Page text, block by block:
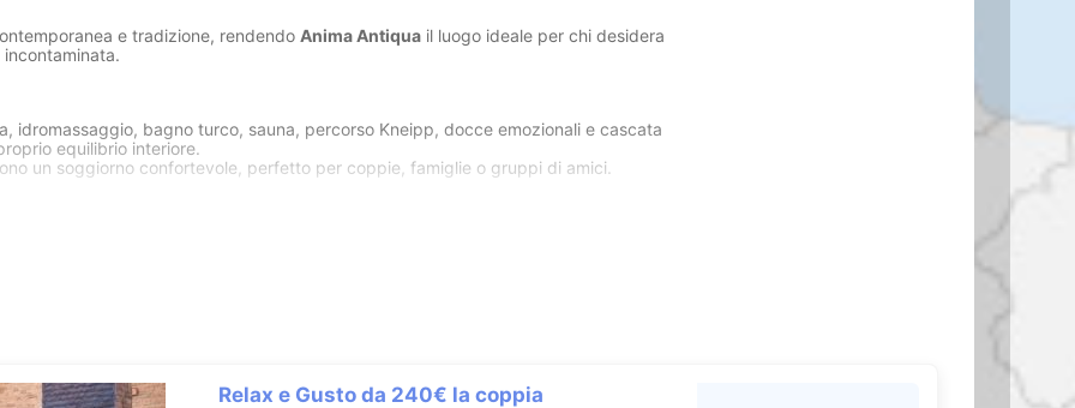
e tradizione, rendendo Anima Antiqua il luogo ideale per chi desidera
idromassaggio, bagno turco, sauna, percorso Kneipp, docce emozionali e cascata
equilibrio interiore.
un soggiorno confortevole, perfetto per coppie, famiglie o gruppi di amici.
& Spa
Relax e Gusto da 240€ la coppia